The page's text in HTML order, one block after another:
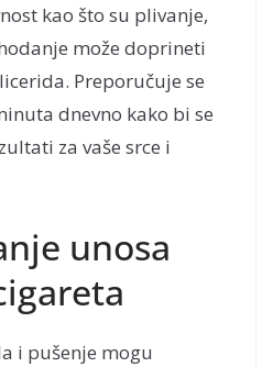
kao što su plivanje,
može doprineti
Preporučuje se
dnevno kako bi se
za vaše srce i
unosa
i pušenje mogu